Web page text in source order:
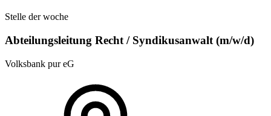
Stelle der woche
Abteilungsleitung Recht / Syndikusanwalt (m/w/d)
Volksbank pur eG